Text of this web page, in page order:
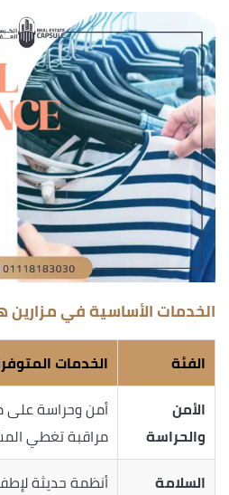
الخدمات الأساسية في
الفئة
الخدمات
الأمن
والحراسة
مراقبة تغطي
السلامة
أنظمة حديثة